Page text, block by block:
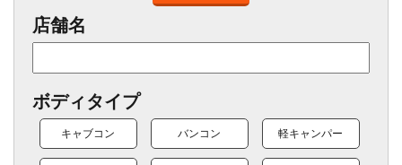
店舗名
ボディタイプ
キャブコン バンコン 軽キャンパー